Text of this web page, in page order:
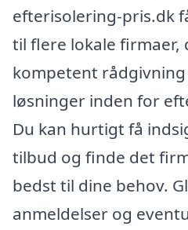
efterisolering-pris.dk
til flere lokale firmaer,
kompetent
løsninger inden for
Du kan hurtigt få
tilbud og finde det
bedst til dine behov.
anmeldelser og